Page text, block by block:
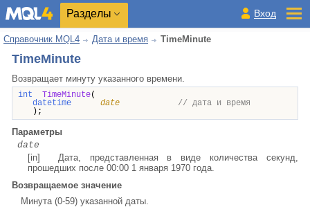
Разделы Вход
Справочник MQL4 Дата и время TimeMinute
TimeMinute
Возвращает минуту указанного времени.
int TimeMinute(
datetime
date
// дата и время
);
Параметры
date
[in] Дата, представленная в виде количества секунд,
прошедших после 00:00 1 января 1970 года.
Возвращаемое значение
Минута (0-59) указанной даты.